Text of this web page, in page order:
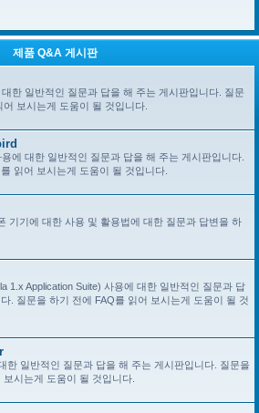
제품 Q&A 게시판
한 일반적인 질문과 답을 해 주는 게시판입니다. 질문
보시는게 도움이 될 것입니다.
에 대한 일반적인 질문과 답을 해 주는 게시판입니다.
읽어 보시는게 도움이 될 것입니다.
기기에 대한 사용 및 활용법에 대한 질문과 답변을 하
1.x Application Suite) 사용에 대한 일반적인 질문과 답
. 질문을 하기 전에 FAQ를 읽어 보시는게 도움이 될 것
한 일반적인 질문과 답을 해 주는 게시판입니다. 질문을
시는게 도움이 될 것입니다.